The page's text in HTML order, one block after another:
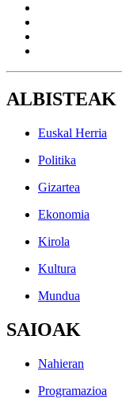
ALBISTEAK
Euskal Herria
Politika
Gizartea
Ekonomia
Kirola
Kultura
Mundua
SAIOAK
Nahieran
Programazioa